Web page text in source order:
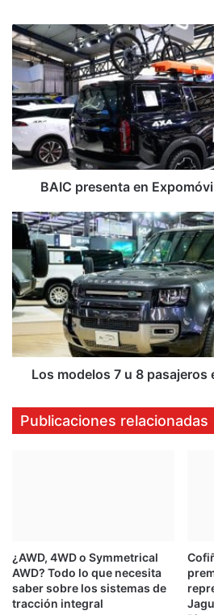
BAIC
presenta
en
Expomóvil
su
gama
de
SUV
BAIC presenta en
Los
modelos
7
u
8
pasajeros
en
Expomóvil
2025
Los modelos 7 u 8
Publicaciones relacionadas
¿AWD, 4WD o Symmetrical
AWD? Todo lo que necesita
saber sobre los sistemas de
tracción integral